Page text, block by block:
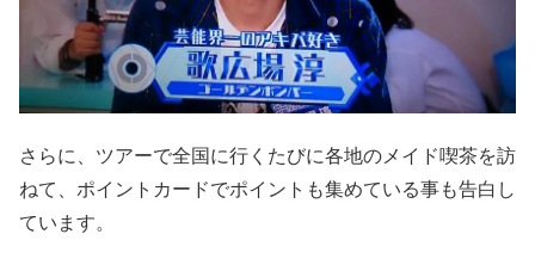
さらに、ツアーで全国に行くたびに各地のメイド喫茶を訪
ねて、ポイントカードでポイントも集めている事も告白し
ています。